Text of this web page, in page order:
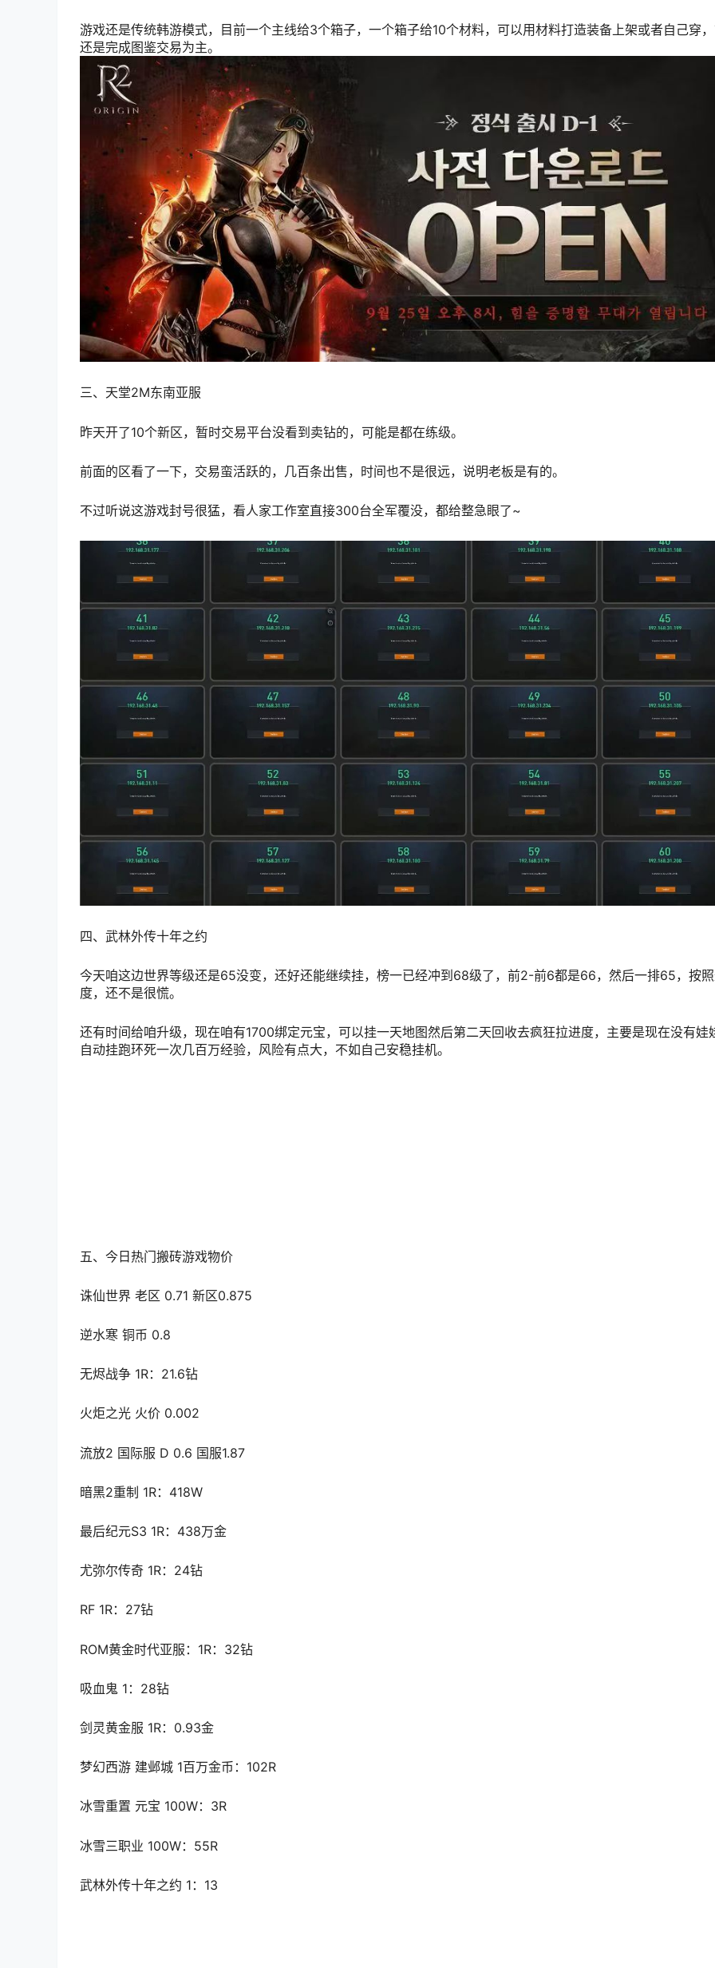
游戏还是传统韩游模式，目前一个主线给3个箱子，一个箱子给10个材料，可以用材料打造装备上架或者自己穿
还是完成图鉴交易为主。
三、天堂2M东南亚服
昨天开了10个新区，暂时交易平台没看到卖钻的，可能是都在练级。
前面的区看了一下，交易蛮活跃的，几百条出售，时间也不是很远，说明老板是有的。
不过听说这游戏封号很猛，看人家工作室直接300台全军覆没，都给整急眼了~
四、武林外传十年之约
今天咱这边世界等级还是65没变，还好还能继续挂，榜一已经冲到68级了，前2-前6都是66，然后一排65，按
度，还不是很慌。
还有时间给咱升级，现在咱有1700绑定元宝，可以挂一天地图然后第二天回收去疯狂拉进度，主要是现在没有娃
自动挂跑环死一次几百万经验，风险有点大，不如自己安稳挂机。
五、今日热门搬砖游戏物价
诛仙世界 老区 0.71 新区0.875
逆水寒 铜币 0.8
无烬战争 1R：21.6钻
火炬之光 火价 0.002
流放2 国际服 D 0.6 国服1.87
暗黑2重制 1R：418W
最后纪元S3 1R：438万金
尤弥尔传奇 1R：24钻
RF 1R：27钻
ROM黄金时代亚服：1R：32钻
吸血鬼 1：28钻
剑灵黄金服 1R：0.93金
梦幻西游 建邺城 1百万金币：102R
冰雪重置 元宝 100W：3R
冰雪三职业 100W：55R
武林外传十年之约 1：13